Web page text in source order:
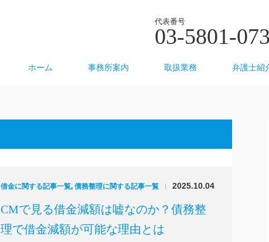
代表番号
03-5801-
ホーム 事務所案内 取扱業務 弁護士紹
借金に関する記事一覧, 債務整理に関する記事一覧 | 2025.10.04
CMで見る借金減額は嘘なのか？債務整
理で借金減額が可能な理由とは